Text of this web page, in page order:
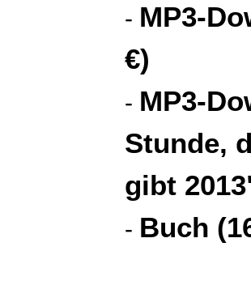
- MP3-
€)
- MP3-
Stunde,
gibt
- Buch